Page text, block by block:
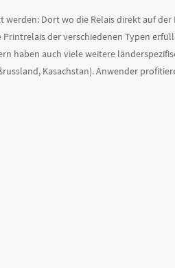
Dort wo die Relais direkt auf
der verschiedenen Typen
haben auch viele weitere
Kasachstan). Anwender